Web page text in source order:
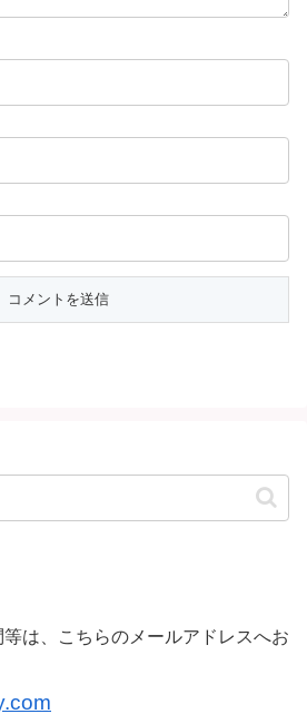
は、こちらのメールアドレスへお